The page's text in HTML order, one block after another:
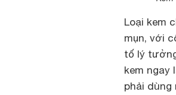
Loại kem
mụn, với
tố lý
kem ngay
phải